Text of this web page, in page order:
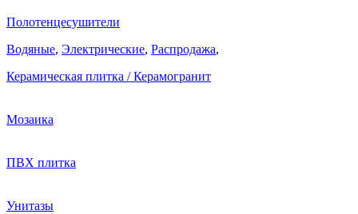
Полотенцесушители
Водяные, Электрические, Распродажа,
Керамическая плитка / Керамогранит
Мозаика
ПВХ плитка
Унитазы